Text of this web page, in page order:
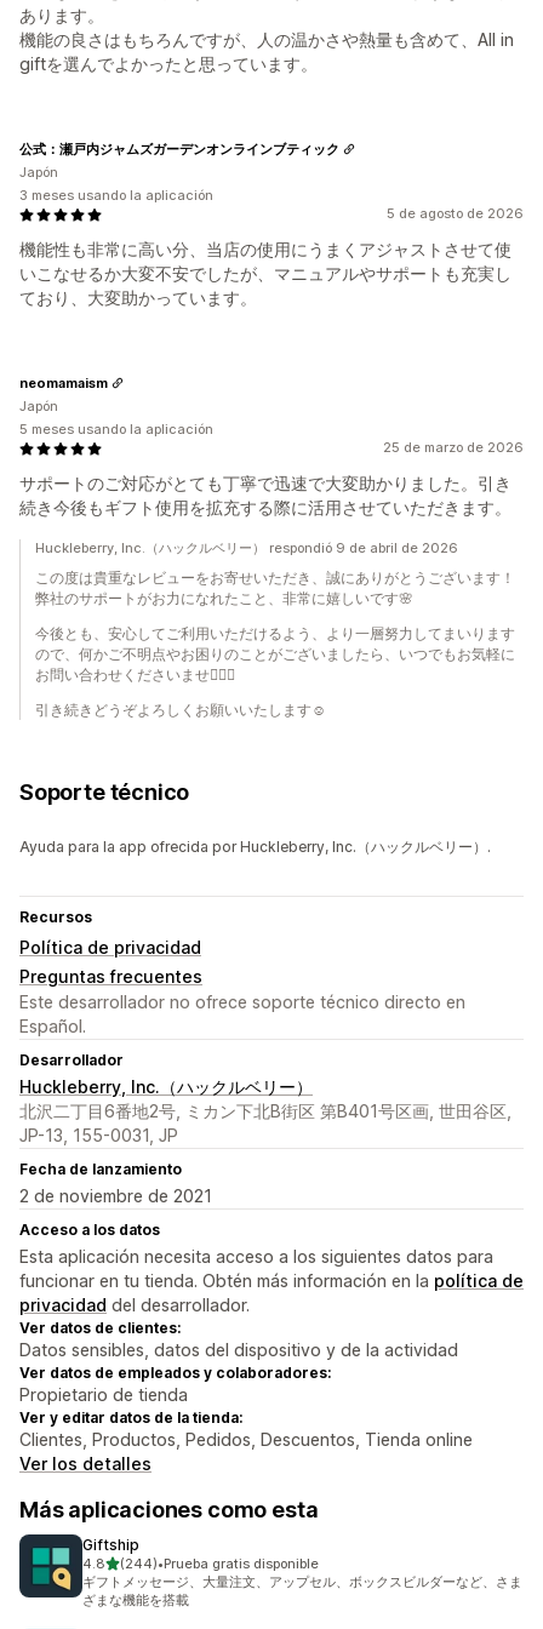
あります。
機能の良さはもちろんですが、人の温かさや熱量も含めて、All in
giftを選んでよかったと思っています。
5 de agosto de 2026
機能性も非常に高い分、当店の使用にうまくアジャストさせて使
いこなせるか大変不安でしたが、マニュアルやサポートも充実し
ており、大変助かっています。
公式：瀬戸内ジャムズガーデンオンラインブティック
Japón
3 meses usando la aplicación
25 de marzo de 2026
サポートのご対応がとても丁寧で迅速で大変助かりました。引き
続き今後もギフト使用を拡充する際に活用させていただきます。
neomamaism
Japón
5 meses usando la aplicación
Huckleberry, Inc.（ハックルベリー） respondió 9 de abril de 2026
この度は貴重なレビューをお寄せいただき、誠にありがとうございます！
弊社のサポートがお力になれたこと、非常に嬉しいです🌸
今後とも、安心してご利用いただけるよう、より一層努力してまいります
ので、何かご不明点やお困りのことがございましたら、いつでもお気軽に
お問い合わせくださいませ🙇‍♀️✨
引き続きどうぞよろしくお願いいたします☺️
Soporte técnico
Ayuda para la app ofrecida por Huckleberry, Inc.（ハックルベリー）.
Recursos
Política de privacidad
Preguntas frecuentes
Este desarrollador no ofrece soporte técnico directo en
Español.
Desarrollador
Huckleberry, Inc.（ハックルベリー）
北沢二丁目6番地2号, ミカン下北B街区 第B401号区画, 世田谷区,
JP-13, 155-0031, JP
Fecha de lanzamiento
2 de noviembre de 2021
Acceso a los datos
Esta aplicación necesita acceso a los siguientes datos para
funcionar en tu tienda. Obtén más información en la política de
privacidad del desarrollador.
Ver datos de clientes:
Datos sensibles, datos del dispositivo y de la actividad
Ver datos de empleados y colaboradores:
Propietario de tienda
Ver y editar datos de la tienda:
Clientes, Productos, Pedidos, Descuentos, Tienda online
Ver los detalles
Más aplicaciones como esta
Giftship
4.8de 5 estrellas
(244)
244 reseñas en total
•Prueba gratis disponible
ギフトメッセージ、大量注文、アップセル、ボックスビルダーなど、さま
ざまな機能を搭載